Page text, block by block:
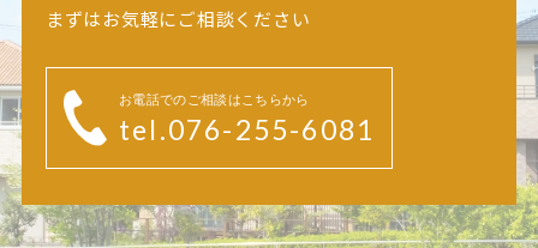
まずはお気軽にご相談ください
お電話でのご相談はこちらから
tel.076-255-6081